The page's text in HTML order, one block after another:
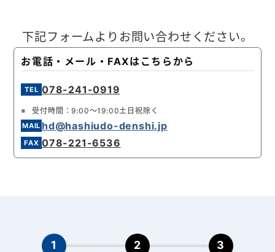
お問い合わせ
下記フォームよりお問い合わせください。
お電話・メール・FAXはこちらから
078-241-0919
受付時間：9:00～19:00土日祝除く
hd@hashiudo-denshi.jp
078-221-6536
1 2 3